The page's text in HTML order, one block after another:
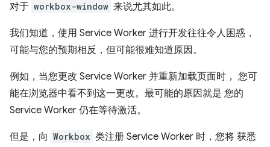
对于 workbox-window 来说尤其如此。
我们知道，使用 Service Worker 进行开发往往令人困惑，
可能与您的预期相反，但可能很难知道原因。
例如，当您更改 Service Worker 并重新加载页面时， 您可
能在浏览器中看不到这一更改。最可能的原因就是 您的
Service Worker 仍在等待激活。
但是，向 Workbox 类注册 Service Worker 时，您将 获悉